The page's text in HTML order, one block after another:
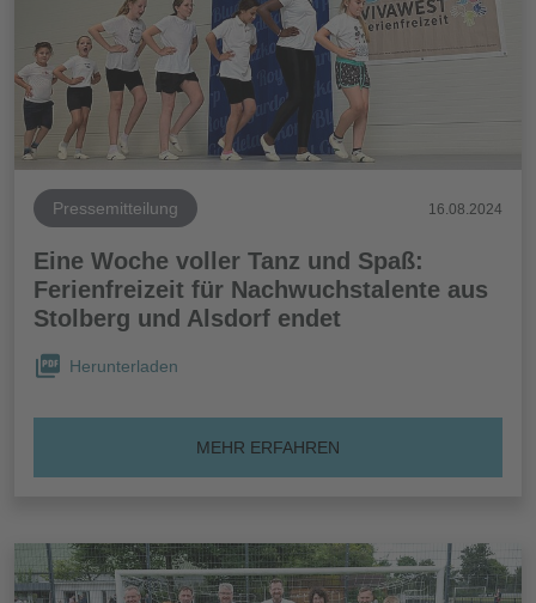
Pressemitteilung 16.08.2024
Eine Woche voller Tanz und Spaß:
Ferienfreizeit für Nachwuchstalente aus
Stolberg und Alsdorf endet
Herunterladen
MEHR ERFAHREN